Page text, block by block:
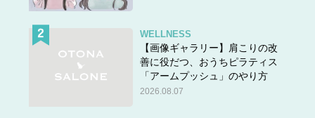
WELLNESS
【画像ギャラリー】肩こりの改
善に役だつ、おうちピラティス
「アームプッシュ」のやり方
2026.08.07